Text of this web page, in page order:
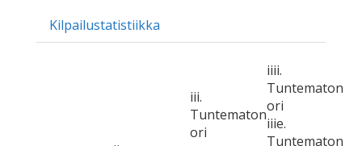
Kilpailustatistiikka
iii.
Tuntematon
ori
iiii.
Tuntematon
ori
iiie.
Tuntematon